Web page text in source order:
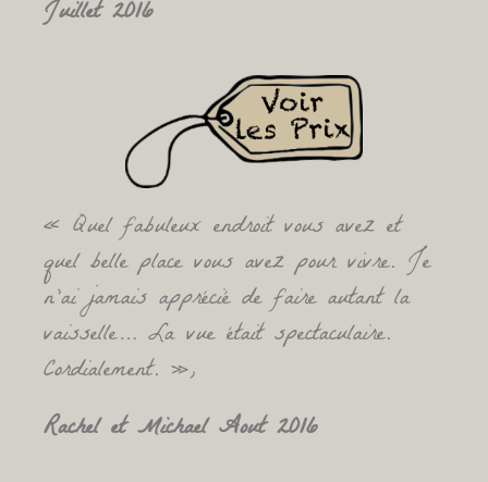
Juillet 2016
« Quel fabuleux endroit vous avez et
quel belle place vous avez pour vivre. Je
n’ai jamais apprécié de faire autant la
vaisselle… La vue était spectaculaire.
Cordialement. »,
Rachel et Michael Aout 2016